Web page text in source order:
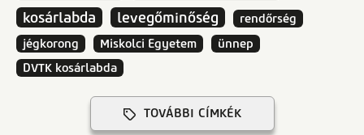
kosárlabda
levegőminőség
rendőrség
jégkorong
Miskolci Egyetem
ünnep
DVTK kosárlabda
TOVÁBBI CÍMKÉK